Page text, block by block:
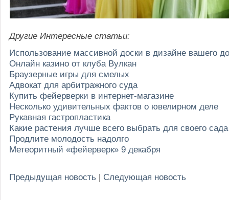
Другие Интересные статьи:
Использование массивной доски в дизайне вашего
Онлайн казино от клуба Вулкан
Браузерные игры для смелых
Адвокат для арбитражного суда
Купить фейерверки в интернет-магазине
Несколько удивительных фактов о ювелирном деле
Рукавная гастропластика
Какие растения лучше всего выбрать для своего сада
Продлите молодость надолго
Метеоритный «фейерверк» 9 декабря
Предыдущая новость | Следующая новость